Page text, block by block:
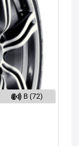
B (72)